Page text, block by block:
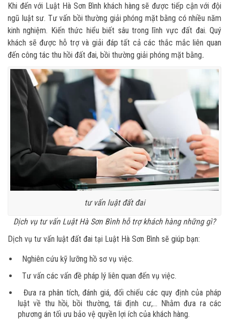
Khi đến với Luật Hà Sơn Bình khách hàng sẽ được tiếp cận với đội
ngũ luật sư. Tư vấn bồi thường giải phóng mặt bằng có nhiều năm
kinh nghiệm. Kiến thức hiểu biết sâu trong lĩnh vực đất đai. Quý
khách sẽ được hỗ trợ và giải đáp tất cả các thắc mắc liên quan
đến công tác thu hồi đất đai, bồi thường giải phóng mặt bằng.
tư vấn luật đất đai
Dịch vụ tư vấn Luật Hà Sơn Bình hỗ trợ khách hàng những gì?
Dịch vụ tư vấn luật đất đai tại Luật Hà Sơn Bình sẽ giúp bạn:
Nghiên cứu kỹ lưỡng hồ sơ vụ việc.
Tư vấn các vấn đề pháp lý liên quan đến vụ việc.
Đưa ra phân tích, đánh giá, đối chiếu các quy định của pháp
luật về thu hồi, bồi thường, tái định cư,… Nhằm đưa ra các
phương án tối ưu bảo vệ quyền lợi ích của khách hàng.